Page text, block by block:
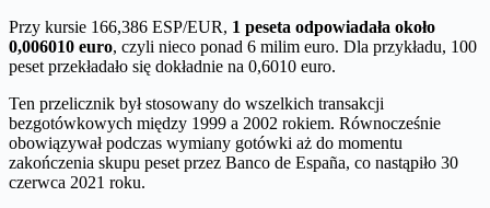
Przy kursie 166,386 ESP/EUR, 1 peseta odpowiadała około
0,006010 euro, czyli nieco ponad 6 milim euro. Dla przykładu, 100
peset przekładało się dokładnie na 0,6010 euro.
Ten przelicznik był stosowany do wszelkich transakcji
bezgotówkowych między 1999 a 2002 rokiem. Równocześnie
obowiązywał podczas wymiany gotówki aż do momentu
zakończenia skupu peset przez Banco de España, co nastąpiło 30
czerwca 2021 roku.